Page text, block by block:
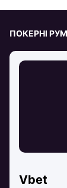
ПОКЕРНІ
Vbet